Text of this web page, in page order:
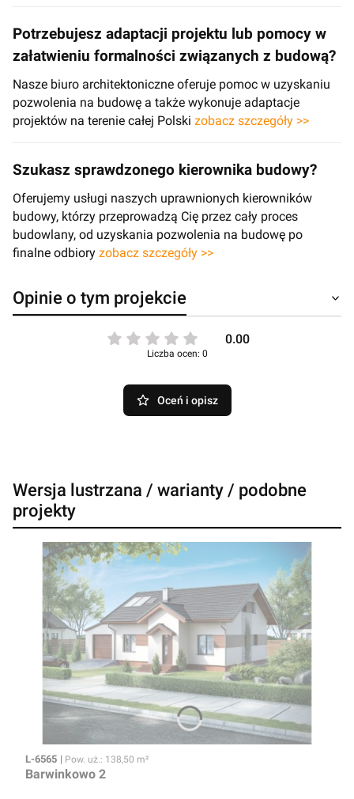
Potrzebujesz adaptacji projektu lub pomocy w
załatwieniu formalności związanych z budową?
Nasze biuro architektoniczne oferuje pomoc w uzyskaniu
pozwolenia na budowę a także wykonuje adaptacje
projektów na terenie całej Polski zobacz szczegóły >>
Szukasz sprawdzonego kierownika budowy?
Oferujemy usługi naszych uprawnionych kierowników
budowy, którzy przeprowadzą Cię przez cały proces
budowlany, od uzyskania pozwolenia na budowę po
finalne odbiory zobacz szczegóły >>
Opinie o tym projekcie
0.00
Liczba ocen: 0
Oceń i opisz
Wersja lustrzana / warianty / podobne
projekty
Kod
L-6565 Powierzchnia użytkowa
Pow. uż.: 138,50 m²
Barwinkowo 2